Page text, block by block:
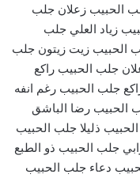
الحبيب زعلان جلب
زياد العلي جلب
الحبيب زيت زيتون جلب
جلب الحبيب راكع
جلب الحبيب رغم انفه
الحبيب رضا الباشق
ذليلا جلب الحبيب
جلب الحبيب ذو الطبع
دعاء جلب الحبيب